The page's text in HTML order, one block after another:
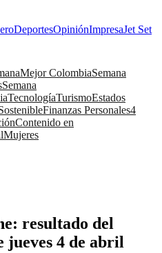
DeportesOpiniónImpresaJet Set
Mejor ColombiaSemana
Semana
TecnologíaTurismoEstados
Finanzas Personales4
Contenido en
Mujeres
resultado del
jueves 4 de abril